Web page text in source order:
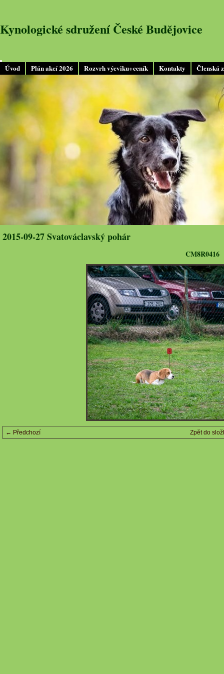
Úvod Plán akcí 2026 Rozvrh výcviku+ceník Kontakty Členská
Kynologické sdružení České Budějovice
2015-09-27 Svatováclavský pohár
CM8R0416
← Předchozí Zpět do